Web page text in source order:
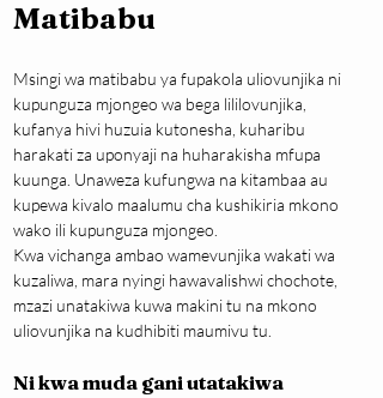
Matibabu
Msingi wa matibabu ya fupakola uliovunjika ni
kupunguza mjongeo wa bega lililovunjika,
kufanya hivi huzuia kutonesha, kuharibu
harakati za uponyaji na huharakisha mfupa
kuunga. Unaweza kufungwa na kitambaa au
kupewa kivalo maalumu cha kushikiria mkono
wako ili kupunguza mjongeo.
Kwa vichanga ambao wamevunjika wakati wa
kuzaliwa, mara nyingi hawavalishwi chochote,
mzazi unatakiwa kuwa makini tu na mkono
uliovunjika na kudhibiti maumivu tu.
Ni kwa muda gani utatakiwa